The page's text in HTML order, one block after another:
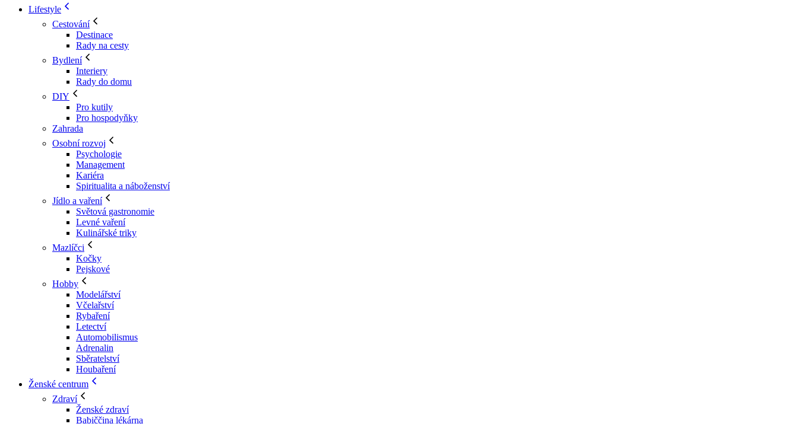
Lifestyle
Cestování
Destinace
Rady na cesty
Bydlení
Interiery
Rady do domu
DIY
Pro kutily
Pro hospodyňky
Zahrada
Osobní rozvoj
Psychologie
Management
Kariéra
Spiritualita a náboženství
Jídlo a vaření
Světová gastronomie
Levné vaření
Kulinářské triky
Mazlíčci
Kočky
Pejskové
Hobby
Modelářství
Včelařství
Rybaření
Letectví
Automobilismus
Adrenalin
Sběratelství
Houbaření
Ženské centrum
Zdraví
Ženské zdraví
Babiččina lékárna